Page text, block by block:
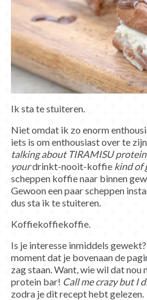
Ik sta te stuiteren.
Niet omdat ik zo enorm
iets is om enthousiast over te
talking about TIRAMISU
yourdrinkt-nooit-koffie kind of
scheppen koffie naar binnen
Gewoon een paar scheppen
dus sta ik te stuiteren.
Koffiekoffiekoffie.
Is je interesse inmiddels
moment dat je bovenaan de
zag staan. Want, wie wil dat nou
protein bar! Call me crazy but I
zodra je dit recept hebt gelezen.